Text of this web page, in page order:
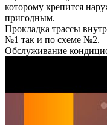
которому крепится
пригодным.
Прокладка трассы
№1 так и по схеме №2.
Обслуживание